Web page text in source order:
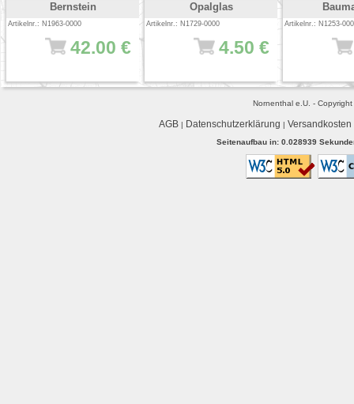
Bernstein
Artikelnr.: N1963-0000
42.00 €
Opalglas
Artikelnr.: N1729-0000
4.50 €
Artikelnr.: N1253-
Nornenthal e.U. -
AGB| Datenschutzerklärung | Versandkosten
Seitenaufbau in: 0.028939